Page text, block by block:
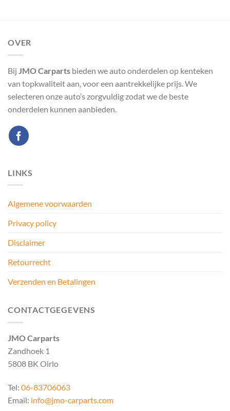
OVER
Bij JMO Carparts bieden we auto onderdelen op kenteken
van topkwaliteit aan, voor een aantrekkelijke prijs. We
selecteren onze auto’s zorgvuldig zodat we de beste
onderdelen kunnen aanbieden.
LINKS
Algemene voorwaarden
Privacy policy
Disclaimer
Retourrecht
Verzenden en Betalingen
CONTACTGEGEVENS
JMO Carparts
Zandhoek 1
5808 BK Oirlo
Tel: 06-83706063
Email: info@jmo-carparts.com